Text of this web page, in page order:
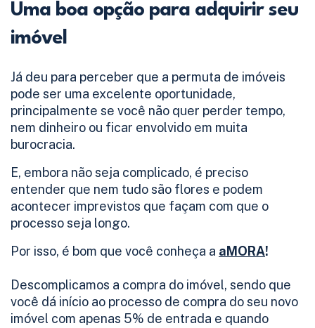
Uma boa opção para adquirir seu
imóvel
Já deu para perceber que a permuta de imóveis
pode ser uma excelente oportunidade,
principalmente se você não quer perder tempo,
nem dinheiro ou ficar envolvido em muita
burocracia.
E, embora não seja complicado, é preciso
entender que nem tudo são flores e podem
acontecer imprevistos que façam com que o
processo seja longo.
Por isso, é bom que você conheça a aMORA!
Descomplicamos a compra do imóvel, sendo que
você dá início ao processo de compra do seu novo
imóvel com apenas 5% de entrada e quando